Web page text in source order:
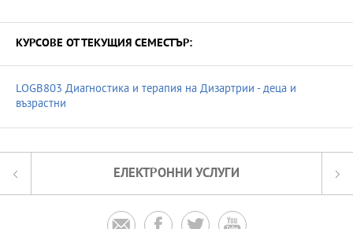
КУРСОВЕ ОТ ТЕКУЩИЯ СЕМЕСТЪР:
LOGB803 Диагностика и терапия на Дизартрии - деца и
възрастни
ЕЛЕКТРОННИ УСЛУГИ
   